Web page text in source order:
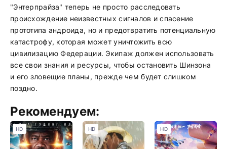
"Энтерпрайза" теперь не просто расследовать
происхождение неизвестных сигналов и спасение
прототипа андроида, но и предотвратить потенциальную
катастрофу, которая может уничтожить всю
цивилизацию Федерации. Экипаж должен использовать
все свои знания и ресурсы, чтобы остановить Шинзона
и его зловещие планы, прежде чем будет слишком
поздно.
Рекомендуем:
HD HD HD